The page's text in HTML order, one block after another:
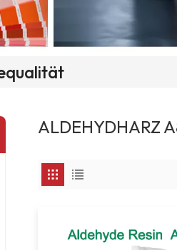
ALDEHYDHARZ